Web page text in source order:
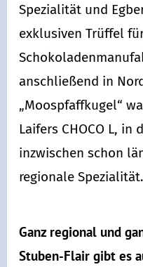
Spezialität und
exklusiven Trüffel
anschließend in
„Moospfaffkugel“
Laifers CHOCO L,
inzwischen schon
regionale Spezialität.
Ganz regional und
Stuben-Flair gibt es